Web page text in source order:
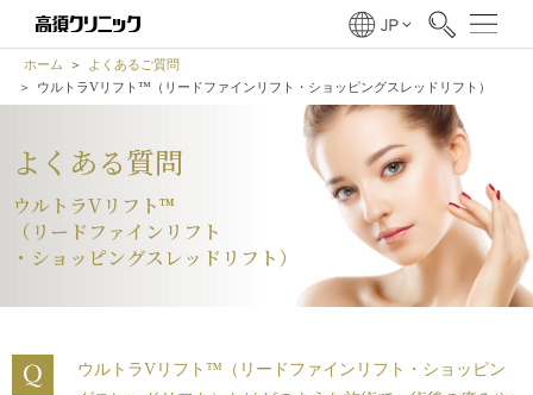
ホーム
よくあるご質問
ウルトラVリフト™（リードファインリフト・ショッピングスレッドリフト）
よくある質問
ウルトラVリフト™
（リードファインリフト
・ショッピングスレッドリフト）
ウルトラVリフト™（リードファインリフト・ショッピン